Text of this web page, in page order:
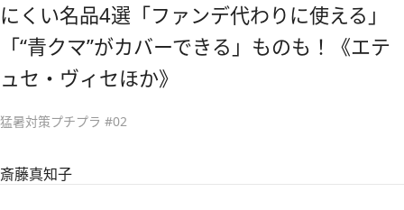
にくい名品4選「ファンデ代わりに使える」
「“青クマ”がカバーできる」ものも！《エテ
ュセ・ヴィセほか》
猛暑対策プチプラ #02
斎藤真知子